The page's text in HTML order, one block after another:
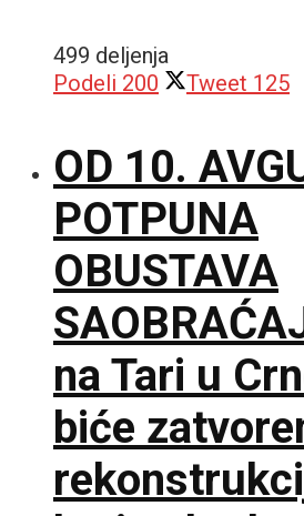
499 deljenja
Podeli 200 Tweet 125
OD 10.
POTPUNA
OBUSTAVA
na Tari u
biće